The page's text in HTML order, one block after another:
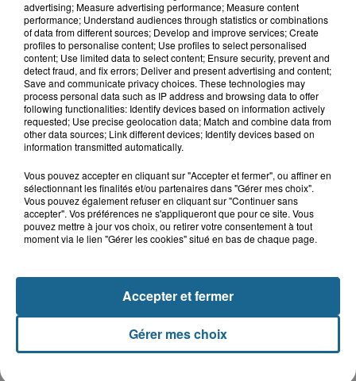
LE TOP DE L'ACTU
Saint-Omer : un enfant gravement brûlé
après l'explosion d'un jouet...
advertising; Measure advertising performance; Measure content
performance; Understand audiences through statistics or combinations
of data from different sources; Develop and improve services; Create
profiles to personalise content; Use profiles to select personalised
content; Use limited data to select content; Ensure security, prevent and
detect fraud, and fix errors; Deliver and present advertising and content;
Save and communicate privacy choices. These technologies may
process personal data such as IP address and browsing data to offer
following functionalities: Identify devices based on information actively
requested; Use precise geolocation data; Match and combine data from
other data sources; Link different devices; Identify devices based on
information transmitted automatically.
Vous pouvez accepter en cliquant sur "Accepter et fermer", ou affiner en
sélectionnant les finalités et/ou partenaires dans "Gérer mes choix".
Vous pouvez également refuser en cliquant sur "Continuer sans
accepter". Vos préférences ne s'appliqueront que pour ce site. Vous
pouvez mettre à jour vos choix, ou retirer votre consentement à tout
moment via le lien "Gérer les cookies" situé en bas de chaque page.
Gérer mes choix
Accepter et fermer